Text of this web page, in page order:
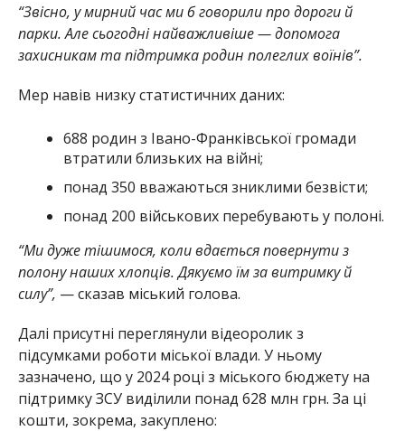
“Звісно, у мирний час ми б говорили про дороги й
парки. Але сьогодні найважливіше — допомога
захисникам та підтримка родин полеглих воїнів”.
Мер навів низку статистичних даних:
688 родин з Івано-Франківської громади
втратили близьких на війні;
понад 350 вважаються зниклими безвісти;
понад 200 військових перебувають у полоні.
“Ми дуже тішимося, коли вдається повернути з
полону наших хлопців. Дякуємо їм за витримку й
силу”, — сказав міський голова.
Далі присутні переглянули відеоролик з
підсумками роботи міської влади. У ньому
зазначено, що у 2024 році з міського бюджету на
підтримку ЗСУ виділили понад 628 млн грн. За ці
кошти, зокрема, закуплено: